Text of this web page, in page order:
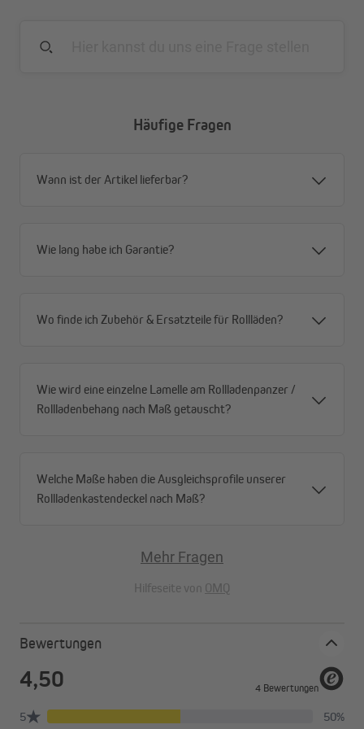
Häufige Fragen
Wann ist der Artikel lieferbar?
Wie lang habe ich Garantie?
Wo finde ich Zubehör & Ersatzteile für Rollläden?
Wie wird eine einzelne Lamelle am Rollladenpanzer /
Rollladenbehang nach Maß getauscht?
Welche Maße haben die Ausgleichsprofile unserer
Rollladenkastendeckel nach Maß?
Mehr Fragen
Hilfeseite von OMQ
Bewertungen